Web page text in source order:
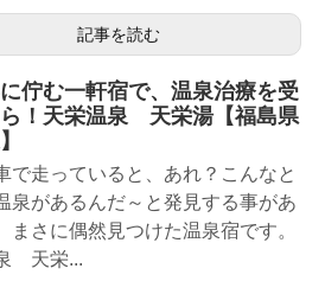
記事を読む
佇む一軒宿で、温泉治療を受
！天栄温泉 天栄湯【福島県
で走っていると、あれ？こんなと
泉があるんだ～と発見する事があ
まさに偶然見つけた温泉宿です。
天栄...